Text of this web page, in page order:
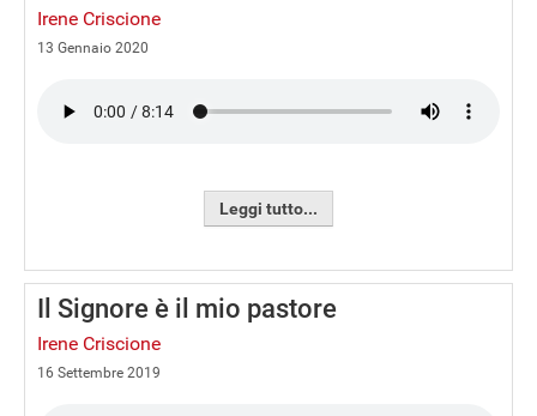
Irene Criscione
13 Gennaio 2020
Leggi tutto...
Il Signore è il mio pastore
Irene Criscione
16 Settembre 2019